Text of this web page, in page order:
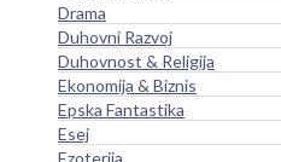
Drama
Duhovni Razvoj
Duhovnost & Religija
Ekonomija & Biznis
Epska Fantastika
Esej
Ezoterija